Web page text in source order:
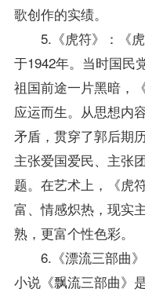
歌创作的实绩。
5.《虎符》：《虎
于1942年。当时国民
祖国前途一片黑暗，
应运而生。从思想内
矛盾，贯穿了郭后期
主张爱国爱民、主张
题。在艺术上，《虎
富、情感炽热，现实
熟，更富个性色彩。
6.《漂流三部曲》
小说《飘流三部曲》